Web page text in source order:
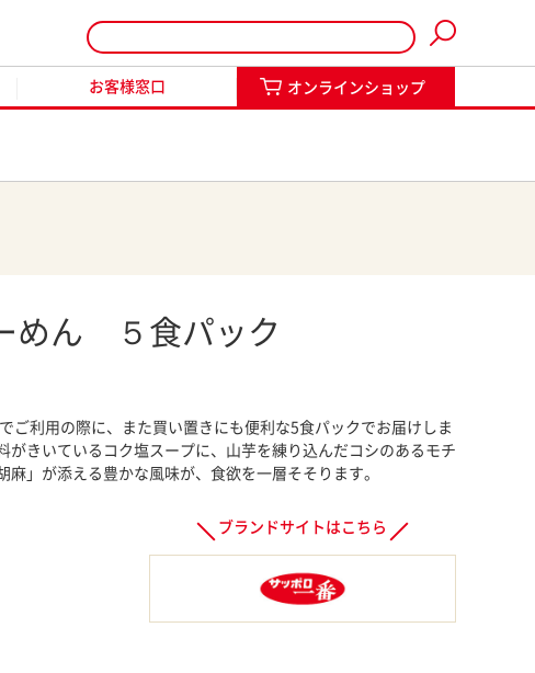
お客様窓口 オンラインショップ
ンラインショップ
めん ５食パック
ご利用の際に、また買い置きにも便利な5食パックでお届けしま
がきいているコク塩スープに、山芋を練り込んだコシのあるモチ
」が添える豊かな風味が、食欲を一層そそります。
ブランドサイトはこちら